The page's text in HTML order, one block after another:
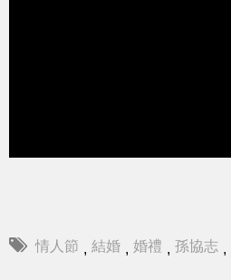
情人節 , 結婚 , 婚禮 , 孫協志 ,